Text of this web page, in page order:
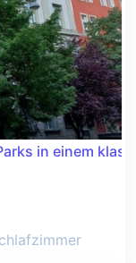
in einem